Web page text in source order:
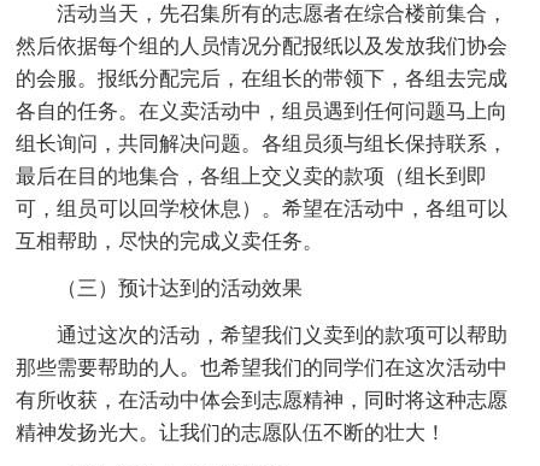
活动当天，先召集所有的志愿者在综合楼前集合，
然后依据每个组的人员情况分配报纸以及发放我们协会
的会服。报纸分配完后，在组长的带领下，各组去完成
各自的任务。在义卖活动中，组员遇到任何问题马上向
组长询问，共同解决问题。各组员须与组长保持联系，
最后在目的地集合，各组上交义卖的款项（组长到即
可，组员可以回学校休息）。希望在活动中，各组可以
互相帮助，尽快的完成义卖任务。
（三）预计达到的活动效果
通过这次的活动，希望我们义卖到的款项可以帮助
那些需要帮助的人。也希望我们的同学们在这次活动中
有所收获，在活动中体会到志愿精神，同时将这种志愿
精神发扬光大。让我们的志愿队伍不断的壮大！